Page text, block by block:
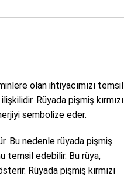
olan ihtiyacımızı temsil
Rüyada pişmiş kırmızı
sembolize eder.
Bu nedenle rüyada pişmiş
temsil edebilir. Bu rüya,
Rüyada pişmiş kırmızı